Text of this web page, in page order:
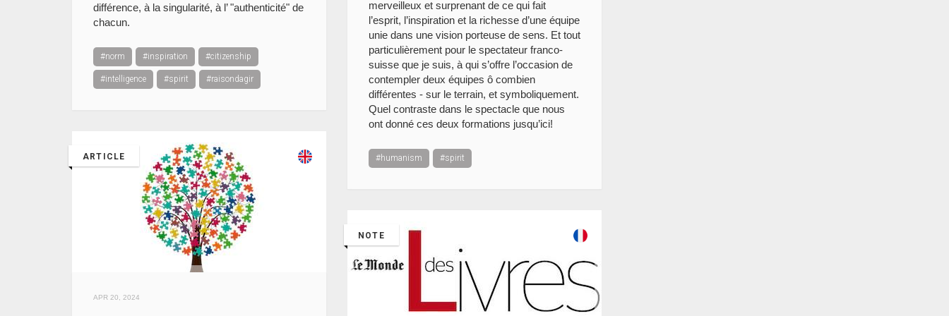
différence, à la singularité, à l’ "authenticité" de
chacun.
#norm #inspiration #citizenship
#intelligence #spirit #raisondagir
merveilleux et surprenant de ce qui fait
l’esprit, l’inspiration et la richesse d’une équipe
unie dans une vision porteuse de sens. Et tout
particulièrement pour le spectateur franco-
suisse que je suis, à qui s’offre l’occasion de
contempler deux équipes ô combien
différentes - sur le terrain, et symboliquement.
Quel contraste dans le spectacle que nous
ont donné ces deux formations jusqu’ici!
#humanism #spirit
ARTICLE
APR 20, 2024
NOTE